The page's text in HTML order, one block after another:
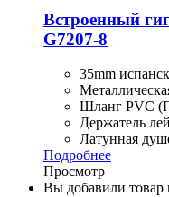
Встроенный
G7207-8
35mm
Шланг PVC
Держатель
Латунная
Подробнее
Просмотр
Вы добавили товар